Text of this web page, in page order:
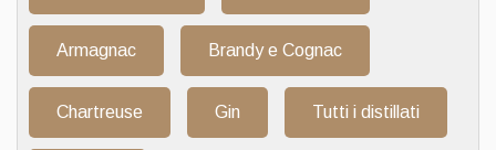
Armagnac Brandy e Cognac
Chartreuse Gin Tutti i distillati